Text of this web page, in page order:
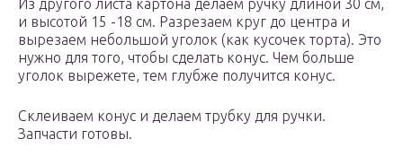
Из другого листа картона делаем ручку длиной 30 см,
и высотой 15 -18 см. Разрезаем круг до центра и
вырезаем небольшой уголок (как кусочек торта). Это
нужно для того, чтобы сделать конус. Чем больше
уголок вырежете, тем глубже получится конус.
Склеиваем конус и делаем трубку для ручки.
Запчасти готовы.